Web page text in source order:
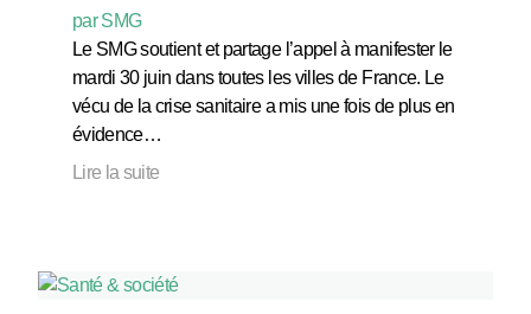
par SMG
Le SMG soutient et partage l’appel à manifester le
mardi 30 juin dans toutes les villes de France. Le
vécu de la crise sanitaire a mis une fois de plus en
évidence…
Lire la suite